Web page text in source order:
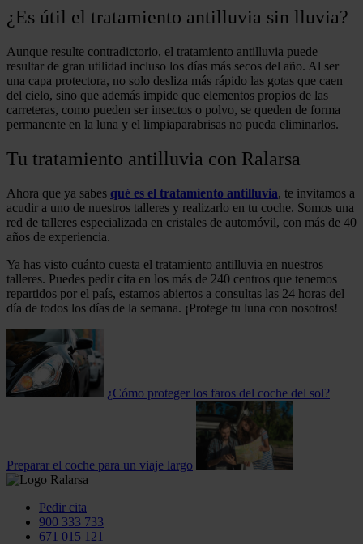
¿Es útil el tratamiento antilluvia sin lluvia?
Aunque resulte contradictorio, el tratamiento antilluvia puede
resultar de gran utilidad incluso los días más secos del año. Al ser
una capa protectora, no solo desliza más rápido las gotas que caen
del cielo, sino que además impide que elementos propios de las
carreteras, como pueden ser insectos o polvo, se queden de forma
permanente en la luna y el limpiaparabrisas no pueda eliminarlos.
Tu tratamiento antilluvia con Ralarsa
Ahora que ya sabes qué es el tratamiento antilluvia, te invitamos a
acudir a uno de nuestros talleres y realizarlo en tu coche. Somos una
red de talleres especializada en cristales de automóvil, con más de 40
años de experiencia.
Ya has visto cuánto cuesta el tratamiento antilluvia en nuestros
talleres. Puedes pedir cita en los más de 240 centros que tenemos
repartidos por el país, estamos abiertos a consultas las 24 horas del
día de todos los días de la semana. ¡Protege tu luna con nosotros!
¿Cómo proteger los faros del coche del sol?
Preparar el coche para un viaje largo
Pedir cita
900 333 733
671 015 121